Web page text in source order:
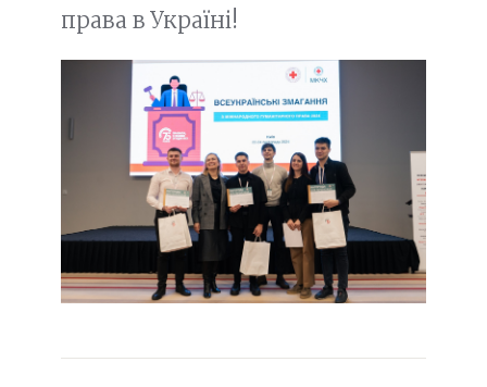
права в Україні!